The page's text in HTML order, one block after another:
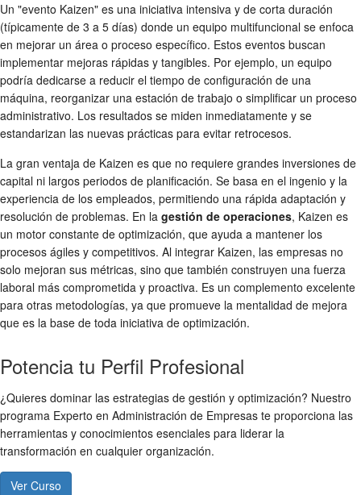
Un "evento Kaizen" es una iniciativa intensiva y de corta duración
(típicamente de 3 a 5 días) donde un equipo multifuncional se enfoca
en mejorar un área o proceso específico. Estos eventos buscan
implementar mejoras rápidas y tangibles. Por ejemplo, un equipo
podría dedicarse a reducir el tiempo de configuración de una
máquina, reorganizar una estación de trabajo o simplificar un proceso
administrativo. Los resultados se miden inmediatamente y se
estandarizan las nuevas prácticas para evitar retrocesos.
La gran ventaja de Kaizen es que no requiere grandes inversiones de
capital ni largos periodos de planificación. Se basa en el ingenio y la
experiencia de los empleados, permitiendo una rápida adaptación y
resolución de problemas. En la gestión de operaciones, Kaizen es
un motor constante de optimización, que ayuda a mantener los
procesos ágiles y competitivos. Al integrar Kaizen, las empresas no
solo mejoran sus métricas, sino que también construyen una fuerza
laboral más comprometida y proactiva. Es un complemento excelente
para otras metodologías, ya que promueve la mentalidad de mejora
que es la base de toda iniciativa de optimización.
Potencia tu Perfil Profesional
¿Quieres dominar las estrategias de gestión y optimización? Nuestro
programa Experto en Administración de Empresas te proporciona las
herramientas y conocimientos esenciales para liderar la
transformación en cualquier organización.
Ver Curso